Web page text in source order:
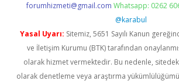
forumhizmeti@gmail.com Whatsapp: 0262
@karabul
Yasal Uyarı: Sitemiz, 5651 Sayılı Kanun
ve İletişim Kurumu (BTK) tarafından
olarak hizmet vermektedir. Bu nedenle,
olarak denetleme veya araştırma